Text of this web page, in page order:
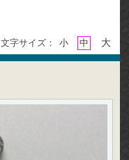
文字サイズ： 小 中 大